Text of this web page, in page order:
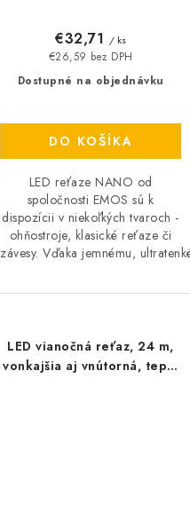
Dostupné na objednávku
€26,59 bez DPH
€32,71 / ks
DO KOŠÍKA
LED reťaze NANO od
spoločnosti EMOS sú k
dispozícii v niekoľkých tvaroch -
ohňostroje, klasické reťaze či
závesy. Vďaka jemnému,
LED vianočná reťaz, 24 m,
vonkajšia aj vnútorná, teplá